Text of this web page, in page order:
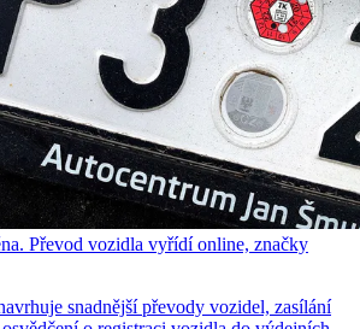
Převod vozidla vyřídí online, značky
snadnější převody vozidel, zasílání